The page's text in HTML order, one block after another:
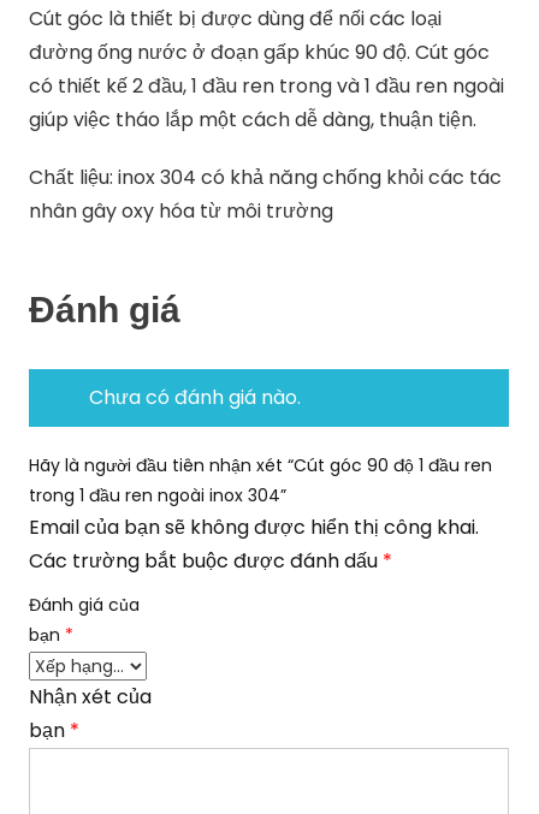
Cút góc là thiết bị được dùng để nối các loại
đường ống nước ở đoạn gấp khúc 90 độ. Cút góc
có thiết kế 2 đầu, 1 đầu ren trong và 1 đầu ren ngoài
giúp việc tháo lắp một cách dễ dàng, thuận tiện.
Chất liệu: inox 304 có khả năng chống khỏi các tác
nhân gây oxy hóa từ môi trường
Đánh giá
Chưa có đánh giá nào.
Hãy là người đầu tiên nhận xét “Cút góc 90 độ 1 đầu ren
trong 1 đầu ren ngoài inox 304”
Email của bạn sẽ không được hiển thị công khai.
Các trường bắt buộc được đánh dấu *
Đánh giá của
bạn *
Nhận xét của
bạn *